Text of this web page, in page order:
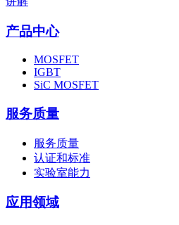
产品中心
MOSFET
IGBT
SiC MOSFET
服务质量
服务质量
认证和标准
实验室能力
应用领域